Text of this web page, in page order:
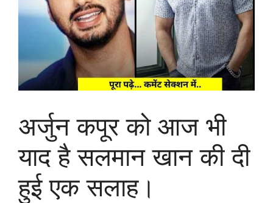
अर्जुन कपूर को आज भी
याद है सलमान खान की दी
हुई एक सलाह।